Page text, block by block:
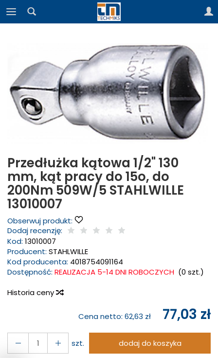
Przedłużka kątowa 1/2" 130
mm, kąt pracy do 15o, do
200Nm 509W/5 STAHLWILLE
13010007
Obserwuj produkt:
Dodaj recenzję:
Kod: 13010007
Producent: STAHLWILLE
Kod producenta: 4018754091164
Dostępność: REALIZACJA 5-14 DNI ROBOCZYCH (0 szt.)
Historia ceny
Cena netto: 62,63 zł 77,03 zł
szt.
dodaj do koszyka